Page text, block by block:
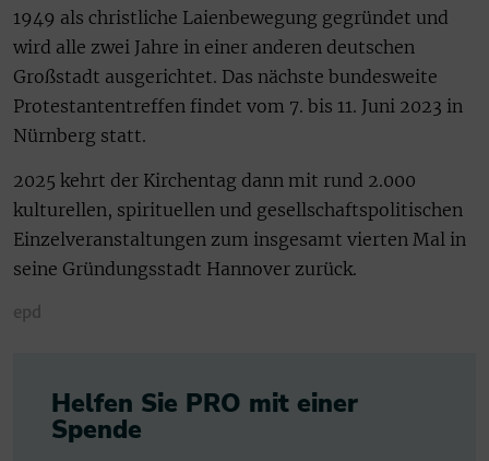
1949 als christliche Laienbewegung gegründet und
wird alle zwei Jahre in einer anderen deutschen
Großstadt ausgerichtet. Das nächste bundesweite
Protestantentreffen findet vom 7. bis 11. Juni 2023 in
Nürnberg statt.
2025 kehrt der Kirchentag dann mit rund 2.000
kulturellen, spirituellen und gesellschaftspolitischen
Einzelveranstaltungen zum insgesamt vierten Mal in
seine Gründungsstadt Hannover zurück.
epd
Helfen Sie PRO mit einer
Spende